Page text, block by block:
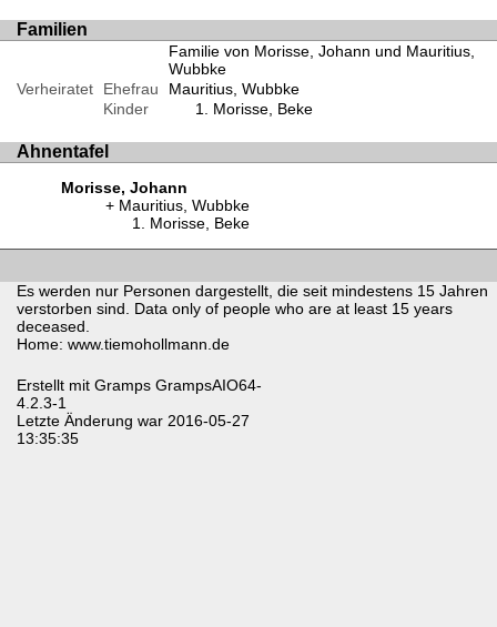
Familien
Familie von Morisse, Johann und Mauritius,
Wubbke
Verheiratet
Ehefrau
Mauritius, Wubbke
Kinder
Morisse, Beke
Ahnentafel
Morisse, Johann
Mauritius, Wubbke
Morisse, Beke
Es werden nur Personen dargestellt, die seit mindestens 15 Jahren
verstorben sind. Data only of people who are at least 15 years
deceased.
Home: www.tiemohollmann.de
Erstellt mit Gramps GrampsAIO64-
4.2.3-1
Letzte Änderung war 2016-05-27
13:35:35